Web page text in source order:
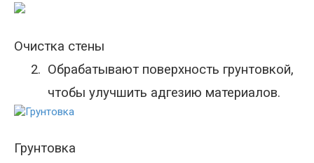
Очистка стены
2. Обрабатывают поверхность грунтовкой,
чтобы улучшить адгезию материалов.
Грунтовка